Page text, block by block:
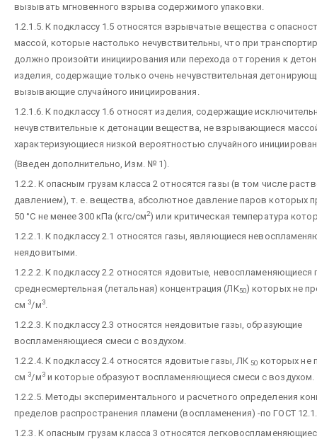
вызывать мгновенного взрыва содержимого упаковки.
1.2.1.5. К подклассу 1.5 относятся взрывчатые вещества с
массой, которые настолько нечувствительны, что при
должно произойти инициирования или перехода от горения к
изделия, содержащие только очень нечувствительная
вызывающие случайного инициирования.
1.2.1.6. К подклассу 1.6 относят изделия, содержащие
нечувствительные к детонации вещества, не взрывающиеся
характеризующиеся низкой вероятностью случайного
(Введен дополнительно, Изм. № 1).
1.2.2. К опасным грузам класса 2 относятся газы (в том числе
давлением), т. е. вещества, абсолютное давление паров которых
50 °С не менее 300 кПа (кгс/см2) или критическая температура
1.2.2.1. К подклассу 2.1 относятся газы, являющиеся
неядовитыми.
1.2.2.2. К подклассу 2.2 относятся ядовитые, невоспламеняющиеся
среднесмертельная (летальная) концентрация (ЛК50) которых не
см3/м3.
1.2.2.3. К подклассу 2.3 относятся неядовитые газы, образующие
воспламеняющиеся смеси с воздухом.
1.2.2.4. К подклассу 2.4 относятся ядовитые газы, ЛК 50 которых не
см3/м3и которые образуют воспламеняющиеся смеси с воздухом.
1.2.2.5. Методы экспериментального и расчетного определения
пределов распространения пламени (воспламенения) -по ГОСТ
1.2.3. К опасным грузам класса 3 относятся